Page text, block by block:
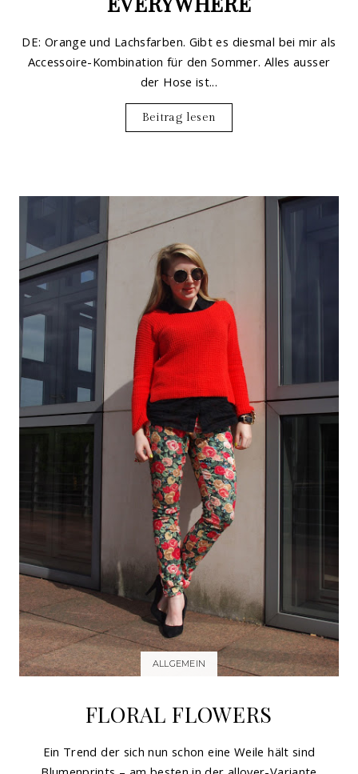
DE: Orange und Lachsfarben. Gibt es diesmal bei mir als
Accessoire-Kombination für den Sommer. Alles ausser
der Hose ist...
Beitrag lesen
ALLGEMEIN
FLORAL FLOWERS
Ein Trend der sich nun schon eine Weile hält sind